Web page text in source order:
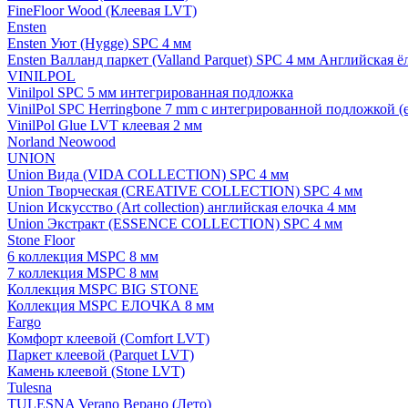
FineFloor Wood (Клеевая LVT)
Ensten
Ensten Уют (Hygge) SPC 4 мм
Ensten Валланд паркет (Valland Parquet) SPC 4 мм Английская
VINILPOL
Vinilpol SPC 5 мм интегрированная подложка
VinilPol SPC Herringbone 7 mm с интегрированной подложкой
VinilPol Glue LVT клеевая 2 мм
Norland Neowood
UNION
Union Вида (VIDA COLLECTION) SPC 4 мм
Union Творческая (CREATIVE COLLECTION) SPC 4 мм
Union Искусство (Art collection) английская елочка 4 мм
Union Экстракт (ESSENCE COLLECTION) SPC 4 мм
Stone Floor
6 коллекция MSPC 8 мм
7 коллекция MSPC 8 мм
Коллекция MSPC BIG STONE
Коллекция MSPC ЕЛОЧКА 8 мм
Fargo
Комфорт клеевой (Comfort LVT)
Паркет клеевой (Parquet LVT)
Камень клеевой (Stone LVT)
Tulesna
TULESNA Verano Верано (Лето)